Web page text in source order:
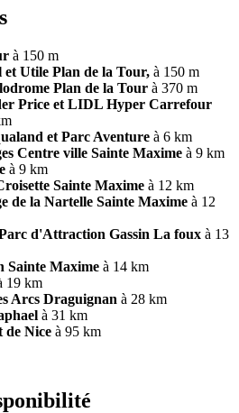
à 150 m
Utile Plan de la Tour, à 150 m
Plan de la Tour à 370 m
Price et LIDL Hyper Carrefour
et Parc Aventure à 6 km
Centre ville Sainte Maxime à 9 km
à 9 km
Sainte Maxime à 12 km
de la Nartelle Sainte Maxime à 12
d'Attraction Gassin La foux à 13
Sainte Maxime à 14 km
19 km
Arcs Draguignan à 28 km
à 31 km
de Nice à 95 km